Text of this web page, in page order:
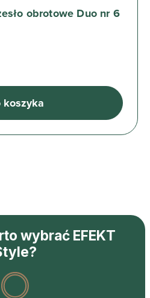
obrotowe Duo nr 6
koszyka
wybrać EFEKT